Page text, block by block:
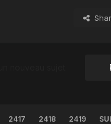
2417 2418 2419